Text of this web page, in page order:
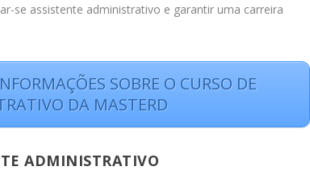
se assistente administrativo e garantir uma carreira
SOBRE O CURSO DE
DA MASTERD
ADMINISTRATIVO